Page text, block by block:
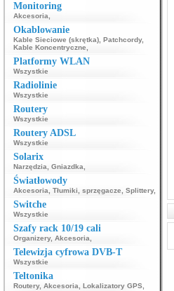
Monitoring
Akcesoria
Okablowanie
Kable Sieciowe (skrętka), Patchcordy,
Kable Koncentryczne
Platformy WLAN
Wszystkie
Radiolinie
Wszystkie
Routery
Wszystkie
Routery ADSL
Wszystkie
Solarix
Narzędzia Gniazdka
Światłowody
Akcesoria Tłumiki, sprzęgacze Splittery,
Switche
Wszystkie
Szafy rack 10/19 cali
Organizery, Akcesoria
Telewizja cyfrowa DVB-T
Wszystkie
Teltonika
Routery, Akcesoria Lokalizatory GPS,